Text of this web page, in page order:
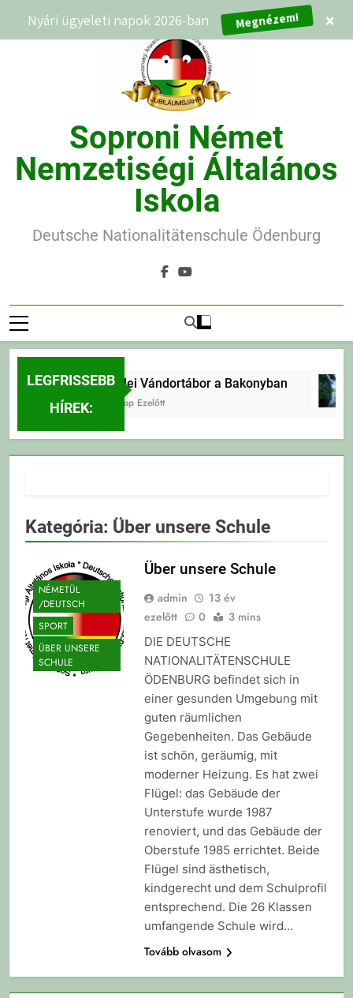
Soproni Német
Nemzetiségi Általános
Iskola
Deutsche Nationalitätenschule Ödenburg
LEGFRISSEBB
HÍREK:
Erdei Vándortábor a Bakonyban
2 Nap Ezelőtt
Kategória: Über unsere Schule
NÉMETÜL
/DEUTSCH
SPORT
ÜBER UNSERE
SCHULE
Über unsere Schule
admin
13 év
ezelőtt
0 3 mins
DIE DEUTSCHE
NATIONALITÄTENSCHULE
ÖDENBURG befindet sich in
einer gesunden Umgebung mit
guten räumlichen
Gegebenheiten. Das Gebäude
ist schön, geräumig, mit
moderner Heizung. Es hat zwei
Flügel: das Gebäude der
Unterstufe wurde 1987
renoviert, und das Gebäude der
Oberstufe 1985 errichtet. Beide
Flügel sind ästhetisch,
kindgerecht und dem Schulprofil
entsprechend. Die 26 Klassen
umfangende Schule wird…
Tovább olvasom
Nyári ügyeleti napok 2026-ban Megnézem! ×